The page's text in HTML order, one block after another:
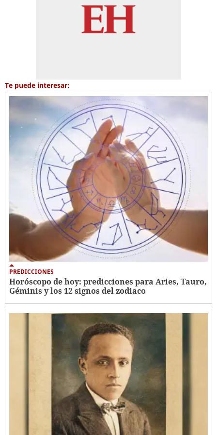
Te puede interesar:
PREDICCIONES
Horóscopo de hoy: predicciones para Aries, Tauro,
Géminis y los 12 signos del zodiaco